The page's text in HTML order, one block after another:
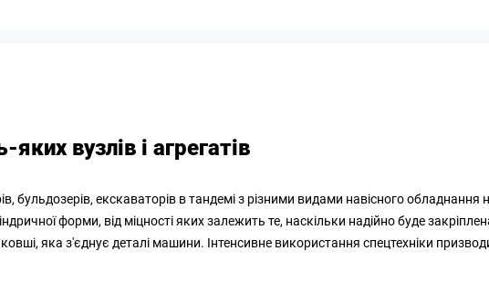
вузлів і агрегатів
екскаваторів в тандемі з різними видами навісного обладнання
форми, від міцності яких залежить те, наскільки надійно буде закріплена
яка з'єднує деталі машини. Інтенсивне використання спецтехніки